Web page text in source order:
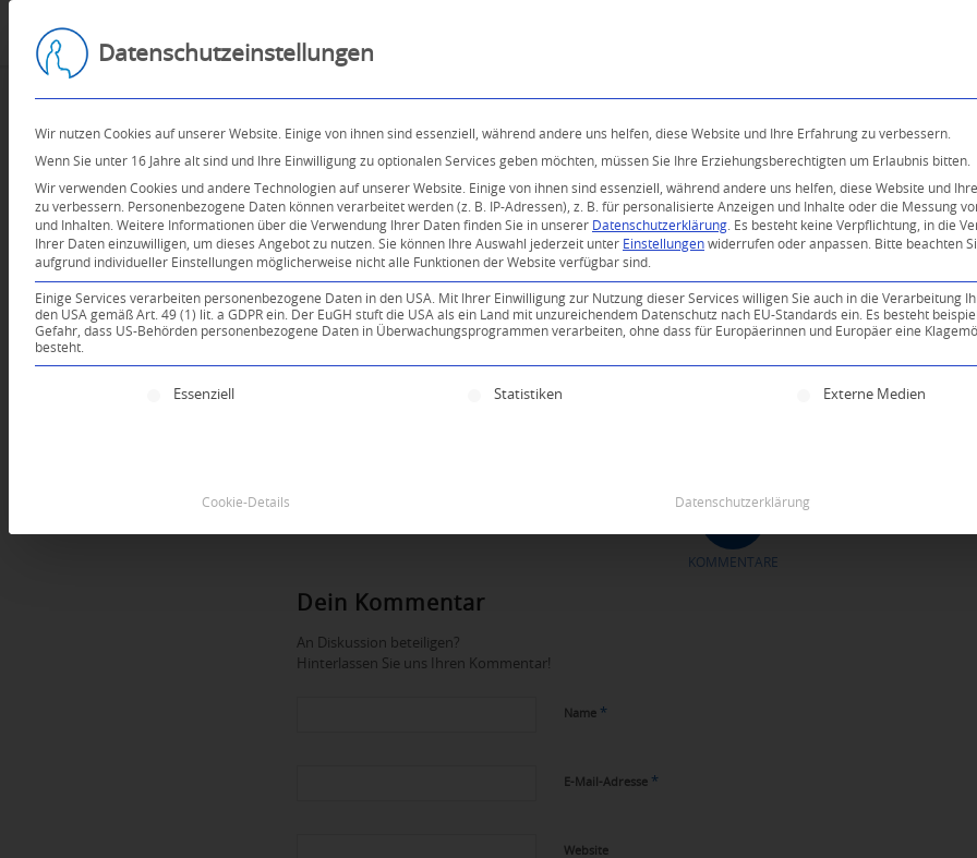
KOMMENTARE
Dein Kommentar
An Diskussion beteiligen?
Hinterlassen Sie uns Ihren Kommentar!
Name *
E-Mail-Adresse *
Website
Datenschutzeinstellungen
Wir nutzen Cookies auf unserer Website. Einige von ihnen sind essenziell, während andere uns helfen, diese Website und Ihre Erfahrung zu verbessern.
Wenn Sie unter 16 Jahre alt sind und Ihre Einwilligung zu optionalen Services geben möchten, müssen Sie Ihre Erziehungsberechtigten um Erlaubnis bitten.
Wir verwenden Cookies und andere Technologien auf unserer Website. Einige von ihnen sind essenziell, während andere uns helfen, diese Website und
zu verbessern.
Personenbezogene Daten können verarbeitet werden (z. B. IP-Adressen), z. B. für personalisierte Anzeigen und Inhalte oder die Messung
und Inhalten. Weitere Informationen über die Verwendung Ihrer Daten finden Sie in unserer Datenschutzerklärung
Es besteht keine Verpflichtung, in die
Ihrer Daten einzuwilligen, um dieses Angebot zu nutzen. Sie können Ihre Auswahl jederzeit unter Einstellungen widerrufen oder anpassen.
Bitte beachten
aufgrund individueller Einstellungen möglicherweise nicht alle Funktionen der Website verfügbar sind.
Einige Services verarbeiten personenbezogene Daten in den USA. Mit Ihrer Einwilligung zur Nutzung dieser Services willigen Sie auch in die Verarbeitung
den USA gemäß Art. 49 (1) lit. a GDPR ein. Der EuGH stuft die USA als ein Land mit unzureichendem Datenschutz nach EU-Standards ein. Es besteht
Gefahr, dass US-Behörden personenbezogene Daten in Überwachungsprogrammen verarbeiten, ohne dass für Europäerinnen und Europäer eine
besteht.
Es folgt eine Liste der Service-Gruppen, für die eine Einwilligung erteilt werden kann. Die erste
Essenziell Statistiken Externe Medien
Cookie-Details Datenschutzerklärung